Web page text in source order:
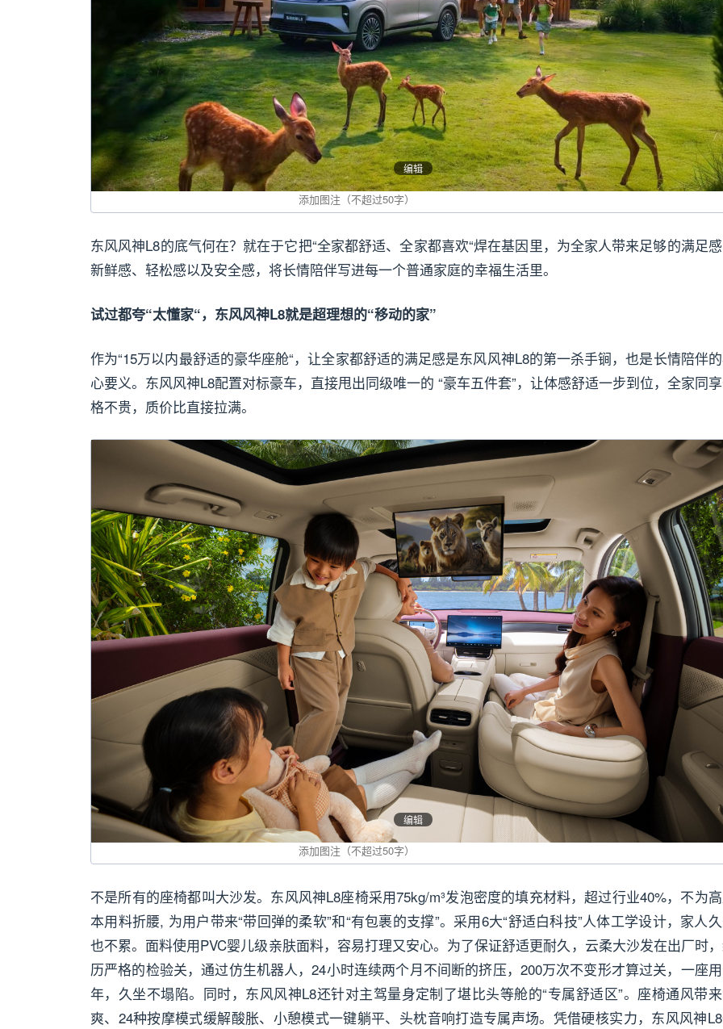
编辑
东风风神L8的底气何在？就在于它把“全家都舒适、全家都喜欢“焊在基因里，为全家人带来足够的满足
新鲜感、轻松感以及安全感，将长情陪伴写进每一个普通家庭的幸福生活里。
试过都夸“太懂家“，东风风神L8就是超理想的“移动的家”
作为“15万以内最舒适的豪华座舱“，让全家都舒适的满足感是东风风神L8的第一杀手锏，也是长情陪伴
心要义。东风风神L8配置对标豪车，直接甩出同级唯一的 “豪车五件套”，让体感舒适一步到位，全家同
格不贵，质价比直接拉满。
编辑
不是所有的座椅都叫大沙发。东风风神L8座椅采用75kg/m³发泡密度的填充材料，超过行业40%，不为
本用料折腰, 为用户带来“带回弹的柔软”和“有包裹的支撑”。采用6大“舒适白科技”人体工学设计，家人
也不累。面料使用PVC婴儿级亲肤面料，容易打理又安心。为了保证舒适更耐久，云柔大沙发在出厂时
历严格的检验关，通过仿生机器人，24小时连续两个月不间断的挤压，200万次不变形才算过关，一座
年，久坐不塌陷。同时，东风风神L8还针对主驾量身定制了堪比头等舱的“专属舒适区”。座椅通风带
爽、24种按摩模式缓解酸胀、小憩模式一键躺平、头枕音响打造专属声场。凭借硬核实力，东风风神